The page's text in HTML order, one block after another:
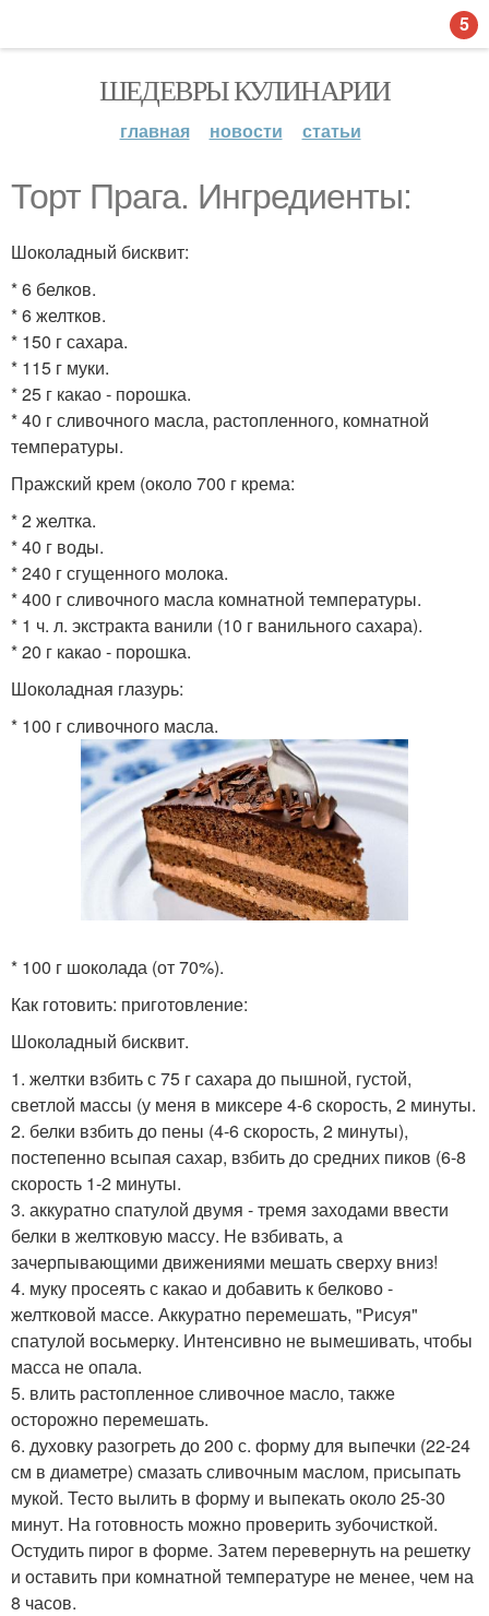
ШЕДЕВРЫ КУЛИНАРИИ
главная новости статьи
Торт Прага. Ингредиенты:
Шоколадный бисквит:
* 6 белков.
* 6 желтков.
* 150 г сахара.
* 115 г муки.
* 25 г какао - порошка.
* 40 г сливочного масла, растопленного, комнатной
температуры.
Пражский крем (около 700 г крема:
* 2 желтка.
* 40 г воды.
* 240 г сгущенного молока.
* 400 г сливочного масла комнатной температуры.
* 1 ч. л. экстракта ванили (10 г ванильного сахара).
* 20 г какао - порошка.
Шоколадная глазурь:
* 100 г сливочного масла.
* 100 г шоколада (от 70%).
Как готовить: приготовление:
Шоколадный бисквит.
1. желтки взбить с 75 г сахара до пышной, густой,
светлой массы (у меня в миксере 4-6 скорость, 2 минуты.
2. белки взбить до пены (4-6 скорость, 2 минуты),
постепенно всыпая сахар, взбить до средних пиков (6-8
скорость 1-2 минуты.
3. аккуратно спатулой двумя - тремя заходами ввести
белки в желтковую массу. Не взбивать, а
зачерпывающими движениями мешать сверху вниз!
4. муку просеять с какао и добавить к белково -
желтковой массе. Аккуратно перемешать, "Рисуя"
спатулой восьмерку. Интенсивно не вымешивать, чтобы
масса не опала.
5. влить растопленное сливочное масло, также
осторожно перемешать.
6. духовку разогреть до 200 с. форму для выпечки (22-24
см в диаметре) смазать сливочным маслом, присыпать
мукой. Тесто вылить в форму и выпекать около 25-30
минут. На готовность можно проверить зубочисткой.
Остудить пирог в форме. Затем перевернуть на решетку
и оставить при комнатной температуре не менее, чем на
8 часов.
5